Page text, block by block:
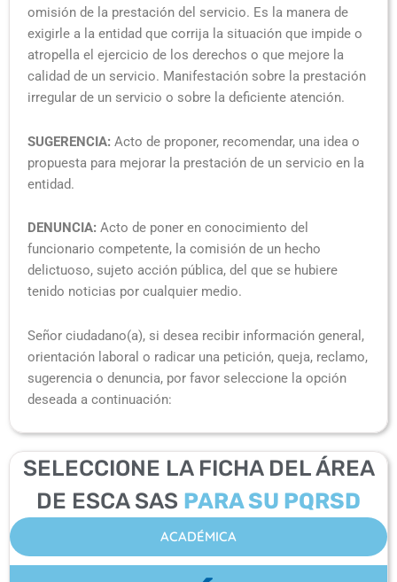
omisión de la prestación del servicio. Es la manera de
exigirle a la entidad que corrija la situación que impide o
atropella el ejercicio de los derechos o que mejore la
calidad de un servicio. Manifestación sobre la prestación
irregular de un servicio o sobre la deficiente atención.
SUGERENCIA: Acto de proponer, recomendar, una idea o
propuesta para mejorar la prestación de un servicio en la
entidad.
DENUNCIA: Acto de poner en conocimiento del
funcionario competente, la comisión de un hecho
delictuoso, sujeto acción pública, del que se hubiere
tenido noticias por cualquier medio.
Señor ciudadano(a), si desea recibir información general,
orientación laboral o radicar una petición, queja, reclamo,
sugerencia o denuncia, por favor seleccione la opción
deseada a continuación:
SELECCIONE LA FICHA DEL ÁREA
DE ESCA SAS PARA SU PQRSD
ACADÉMICA